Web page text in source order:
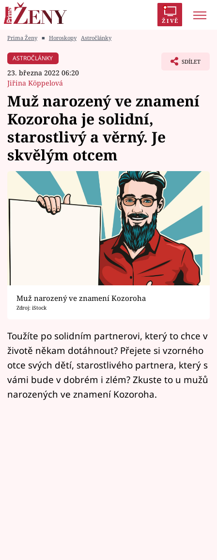
ŽIVĚ
Módní alarm
Témata
Celebrity
Vztahy
Seriály
Horoskopy
Filmový festival Karlovy Vary
Přihlášení
Sledujte nás
Prima Ženy ■ Horoskopy Astročlánky
ASTROČLÁNKY
23. března 2022 06:20
Jiřina Köppelová
SDÍLET
Muž narozený ve znamení
Kozoroha je solidní,
starostlivý a věrný. Je
skvělým otcem
Muž narozený ve znamení Kozoroha
Zdroj: iStock
Toužíte po solidním partnerovi, který to chce v
životě někam dotáhnout? Přejete si vzorného
otce svých dětí, starostlivého partnera, který s
vámi bude v dobrém i zlém? Zkuste to u mužů
narozených ve znamení Kozoroha.